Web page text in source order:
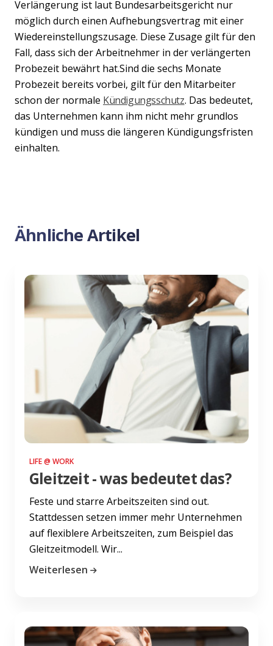
Verlängerung ist laut Bundesarbeitsgericht nur
möglich durch einen Aufhebungsvertrag mit einer
Wiedereinstellungszusage. Diese Zusage gilt für den
Fall, dass sich der Arbeitnehmer in der verlängerten
Probezeit bewährt hat.Sind die sechs Monate
Probezeit bereits vorbei, gilt für den Mitarbeiter
schon der normale Kündigungsschutz. Das bedeutet,
das Unternehmen kann ihm nicht mehr grundlos
kündigen und muss die längeren Kündigungsfristen
einhalten.
Ähnliche Artikel
LIFE @ WORK
Gleitzeit - was bedeutet das?
Feste und starre Arbeitszeiten sind out.
Stattdessen setzen immer mehr Unternehmen
auf flexiblere Arbeitszeiten, zum Beispiel das
Gleitzeitmodell. Wir...
Weiterlesen